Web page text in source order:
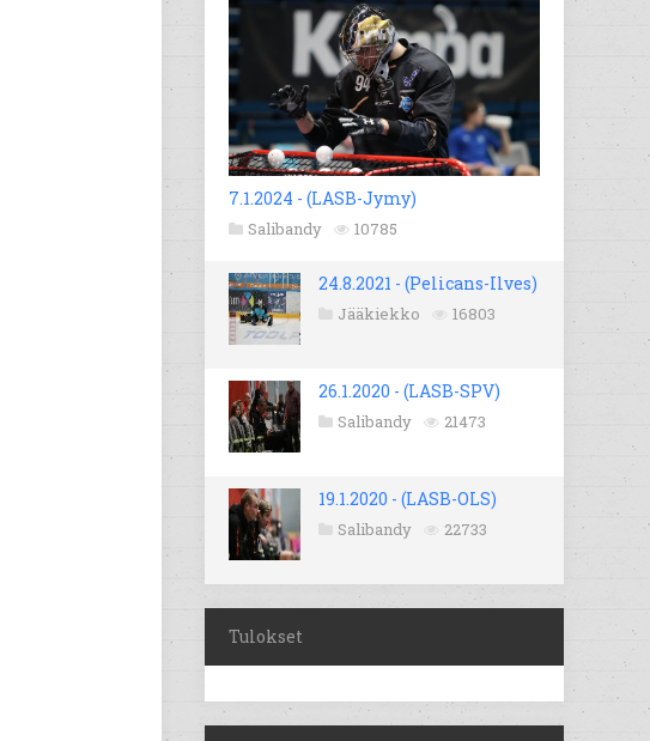
7.1.2024 - (LASB-Jymy)
Salibandy 10785
24.8.2021 - (Pelicans-Ilves)
Jääkiekko 16803
26.1.2020 - (LASB-SPV)
Salibandy 21473
19.1.2020 - (LASB-OLS)
Salibandy 22733
Tulokset